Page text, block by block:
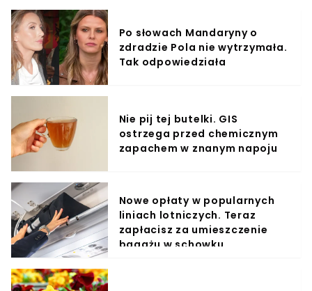
Po słowach Mandaryny o
zdradzie Pola nie wytrzymała.
Tak odpowiedziała
Nie pij tej butelki. GIS
ostrzega przed chemicznym
zapachem w znanym napoju
Nowe opłaty w popularnych
liniach lotniczych. Teraz
zapłacisz za umieszczenie
bagażu w schowku